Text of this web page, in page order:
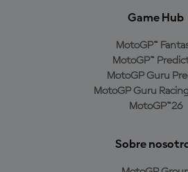
Game Hub
MotoGP™
MotoGP™
MotoGP Guru
MotoGP Guru
MotoGP™26
Sobre